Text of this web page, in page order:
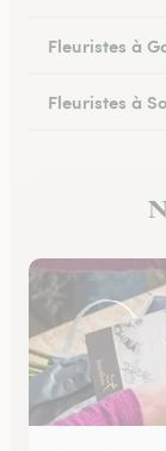
Fleuristes à
Fleuristes à
Fleuristes à